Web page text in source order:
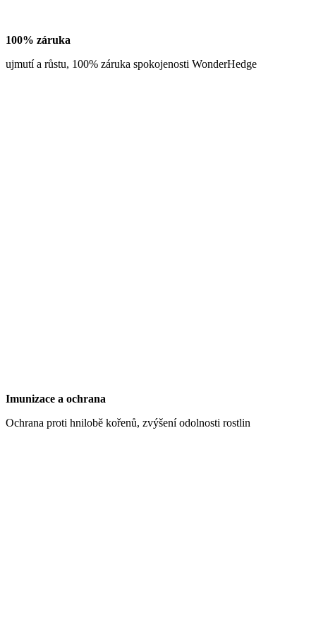
100% záruka
ujmutí a růstu, 100% záruka spokojenosti WonderHedge
Imunizace a ochrana
Ochrana proti hnilobě kořenů, zvýšení odolnosti rostlin